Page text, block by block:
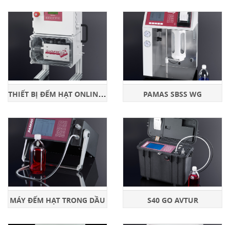
T
HIẾT BỊ ĐẾM HẠT ONLINE TRON NƯỚC PAMAS SBSS WG
MÁY ĐẾM HẠT TRONG DẦU S40 GO AVTUR